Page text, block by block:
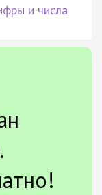
и числа